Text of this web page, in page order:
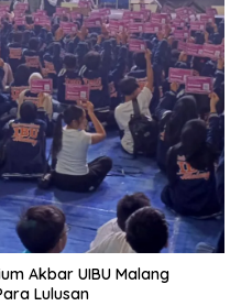
Akbar UIBU Malang
Lulusan